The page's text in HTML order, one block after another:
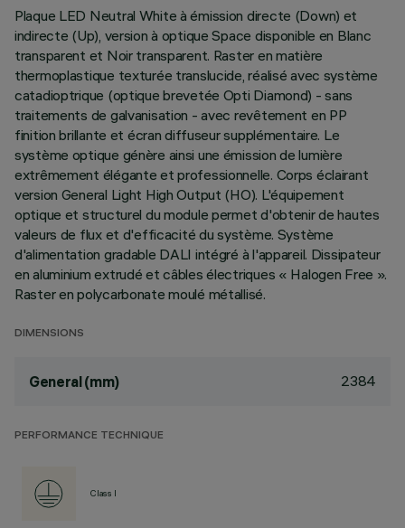
Plaque LED Neutral White à émission directe (Down) et
indirecte (Up), version à optique Space disponible en Blanc
transparent et Noir transparent. Raster en matière
thermoplastique texturée translucide, réalisé avec système
catadioptrique (optique brevetée Opti Diamond) - sans
traitements de galvanisation - avec revêtement en PP
finition brillante et écran diffuseur supplémentaire. Le
système optique génère ainsi une émission de lumière
extrêmement élégante et professionnelle. Corps éclairant
version General Light High Output (HO). L'équipement
optique et structurel du module permet d'obtenir de hautes
valeurs de flux et d'efficacité du système. Système
d'alimentation gradable DALI intégré à l'appareil. Dissipateur
en aluminium extrudé et câbles électriques « Halogen Free ».
Raster en polycarbonate moulé métallisé.
DIMENSIONS
General (mm) 2384
PERFORMANCE TECHNIQUE
Class I